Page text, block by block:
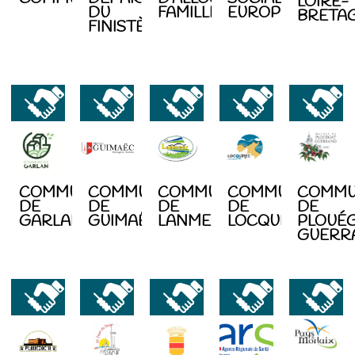
DU
FINISTÈRE
FAMILLIALESEUROPÉEN
COMMUNE
DE
GARLAN
COMMUNE
DE
GUIMAËC
COMMUNE
DE
LANMEUR
COMMUNE
DE
LOCQUIREC
DE